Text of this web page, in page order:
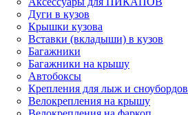
Дуги в кузов
Крышки кузова
Вставки (вкладыши) в кузов
Багажники
Багажники на крышу
Автобоксы
Крепления для лыж и сноубордов
Велокрепления на крышу